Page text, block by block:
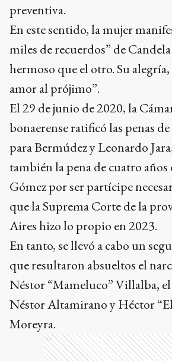
preventiva.
En este sentido, la mujer
miles de recuerdos” de
hermoso que el otro. Su
amor al prójimo”.
El 29 de junio de 2020, la
bonaerense ratificó las penas
para Bermúdez y Leonardo
también la pena de cuatro
Gómez por ser partícipe
que la Suprema Corte de la
Aires hizo lo propio en 2023.
En tanto, se llevó a cabo un
que resultaron absueltos el
Néstor “Mameluco” Villalba,
Néstor Altamirano y Héctor
Moreyra.
Ads